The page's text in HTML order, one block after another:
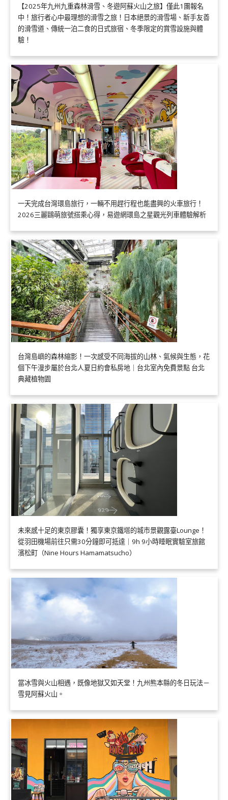
【2025年九州九重森林滑雪、冬遊阿蘇火山之旅】僅此1團報名
中！旅行者心中最理想的滑雪之旅！日本絕景的滑雪場、新手友善
的滑雪道、傳統一泊二食的日式旅宿、冬季限定的賞雪設施與體
驗！
一天完成台灣環島旅行，一輛不用趕行程也能盡興的火車旅行！
2026三麗鷗萌旅號搭乘心得，易遊網環島之星觀光列車體驗解析
台灣島嶼的森林縮影！一次感受不同海拔的山林、氣候與生態，花
個下午漫步屬於台北人夏日約會私房地｜台北室內免費景點 台北
典藏植物園
未來感十足的東京膠囊！獨享東京鐵塔的城市景觀露臺Lounge！
從羽田機場前往只需30分鐘即可抵達｜9h 9小時睡眠實驗室旅館
濱松町（Nine Hours Hamamatsucho）
當冰雪與火山相遇，既像地獄又如天堂！九州熊本縣的冬日玩法－
雪見阿蘇火山。